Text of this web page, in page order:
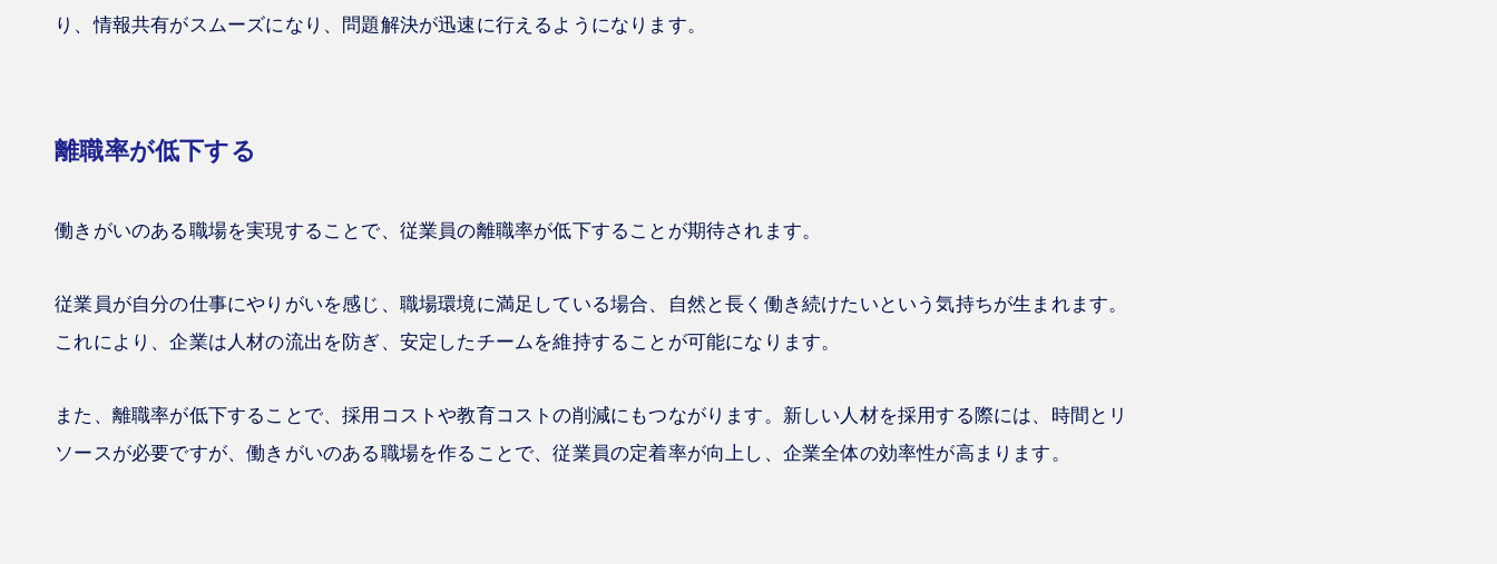
り、情報共有がスムーズになり、問題解決が迅速に行えるようになります。
離職率が低下する
働きがいのある職場を実現することで、従業員の離職率が低下することが期待されます。
従業員が自分の仕事にやりがいを感じ、職場環境に満足している場合、自然と長く働き続けたいという気持ちが生まれます。
これにより、企業は人材の流出を防ぎ、安定したチームを維持することが可能になります。
また、離職率が低下することで、採用コストや教育コストの削減にもつながります。新しい人材を採用する際には、時間とリ
ソースが必要ですが、働きがいのある職場を作ることで、従業員の定着率が向上し、企業全体の効率性が高まります。